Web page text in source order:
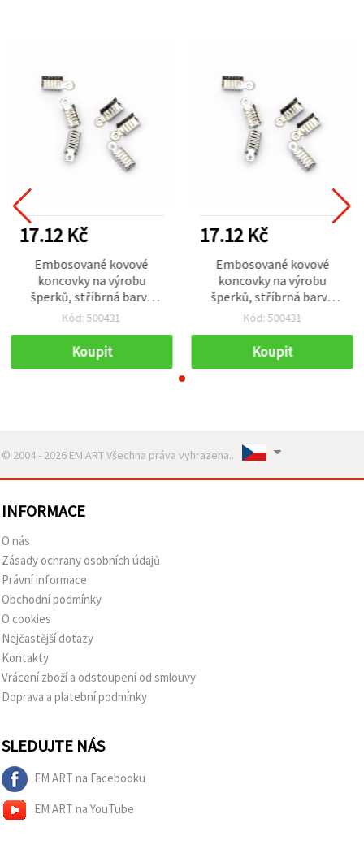
17.12 Kč
Embosované kovové
koncovky na výrobu
šperků, stříbrná barva
5×11 mm – 50 ks
Kód: 500431
Koupit
17.12 Kč
Embosované kovové
koncovky na výrobu
šperků, stříbrná barva
5×11 mm – 50 ks
Kód: 500431
Koupit
© 2004 - 2026 EM ART Všechna práva vyhrazena..
INFORMACE
O nás
Zásady ochrany osobních údajů
Právní informace
Obchodní podmínky
O cookies
Nejčastější dotazy
Kontakty
Vrácení zboží a odstoupení od smlouvy
Doprava a platební podmínky
SLEDUJTE NÁS
EM ART na Facebooku
EM ART na YouTube